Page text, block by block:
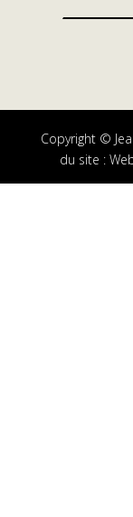
Copyright ©
du site :